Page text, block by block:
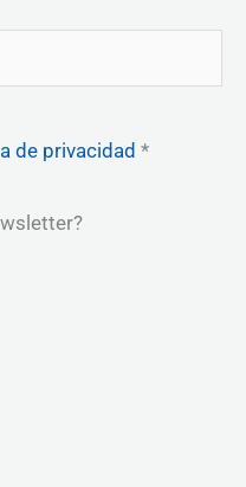
de privacidad *